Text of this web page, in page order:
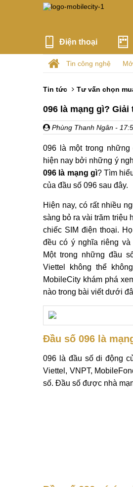
Điện thoại
Tin công nghệ
Tin tức Tư vấn chọn
096 là mạng gì?
Phùng Thanh Ngân -
096 là một trong
hiện nay bởi những ý
096 là mạng gì? Tìm
của đầu số 096 sau đây.
Hiện nay, có rất nhiều
sàng bỏ ra vài trăm triệu
chiếc SIM điện thoại.
đều có ý nghĩa riêng
Một trong những đầu
Viettel không thể
MobileCity khám phá
nào trong bài viết dưới
Đầu số 096 là
096 là đầu số di động
Viettel, VNPT,
số. Đầu số được nhà